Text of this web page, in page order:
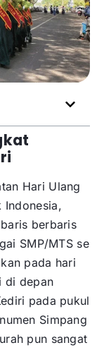
Hari Ulang
Indonesia,
berbaris
SMP/MTS se
pada hari
di depan
pada pukul
Simpang
pun sangat